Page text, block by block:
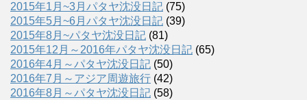
2015年1月~3月パタヤ沈没日記 (75)
2015年5月~6月パタヤ沈没日記 (39)
2015年8月~パタヤ沈没日記 (81)
2015年12月～2016年パタヤ沈没日記 (65)
2016年4月～パタヤ沈没日記 (50)
2016年7月～アジア周遊旅行 (42)
2016年8月～パタヤ沈没日記 (58)